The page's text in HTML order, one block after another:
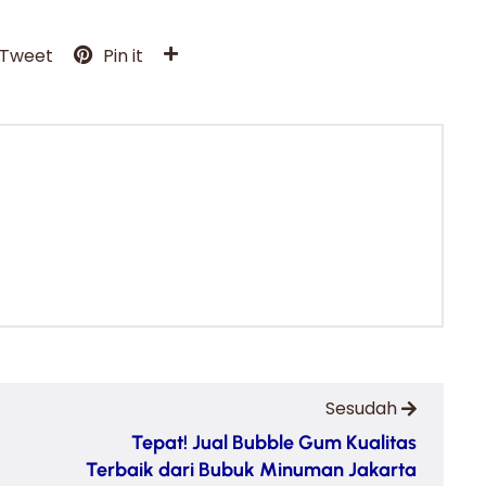
Pin it
Sesudah
Tepat! Jual Bubble Gum Kualitas
Terbaik dari Bubuk Minuman Jakarta